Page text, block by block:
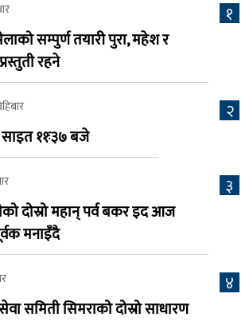
२०८३ श्रावण ६, बुधबार
कामना खबर पत्रिका
७ क्यालगरी नेपाली मेला
२०८३ श्रावण २, शनिबार
८
क्यालगरी नेपाली मेलाको
अस्मिताको बेजोड प्रस्तुती रहने
१
सम्पुर्ण तयारी पुरा, महेश र
रहने
२
११ः३७ बजे
३
दोस्रो महान् पर्व बकर इद आज
मनाइँदै
४
समिती सिमराको दोस्रो साधारण